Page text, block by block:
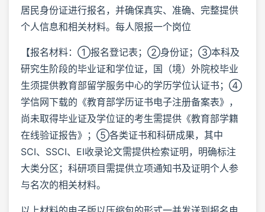
居民身份证进行报名，并确保真实、准确、完整提供
个人信息和相关材料。每人限报一个岗位
【报名材料：①报名登记表；②身份证；③本科及
研究生阶段的毕业证和学位证，国（境）外院校毕业
生须提供教育部留学服务中心的学历学位认证书；④
学信网下载的《教育部学历证书电子注册备案表》，
尚未取得毕业证及学位证的考生需提供《教育部学籍
在线验证报告》；⑤各类证书和科研成果，其中
SCI、SSCI、EI收录论文需提供检索证明，明确标注
大类分区；科研项目需提供立项通知书及证明个人参
与名次的相关材料。